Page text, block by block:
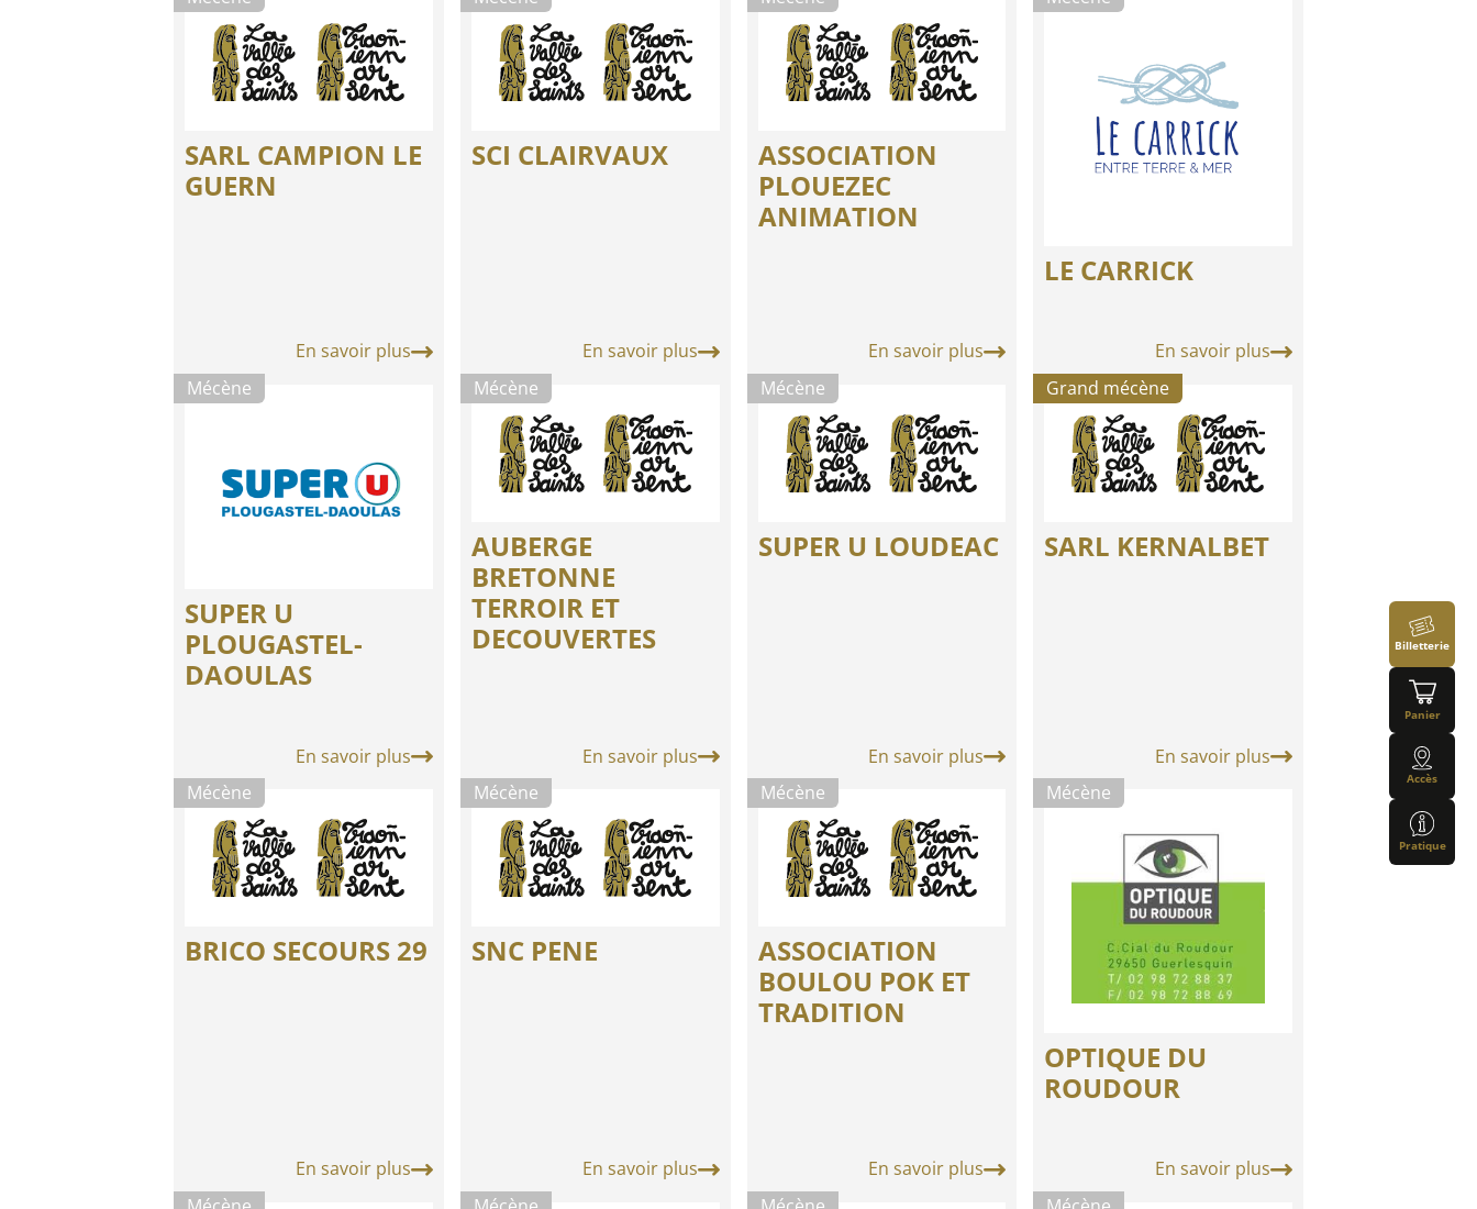
SARL CAMPION LE
GUERN
En savoir plus
SCI CLAIRVAUX
En savoir plus
ASSOCIATION
PLOUEZEC
ANIMATION
En savoir plus
LE CARRICK
En savoir plus
Mécène
SUPER U
PLOUGASTEL-
DAOULAS
En savoir plus
Mécène
AUBERGE
BRETONNE
TERROIR ET
DECOUVERTES
En savoir plus
Mécène
SUPER U LOUDEAC
En savoir plus
Grand mécène
SARL KERNALBET
En savoir plus
Mécène
BRICO SECOURS 29
En savoir plus
Mécène
SNC PENE
En savoir plus
Mécène
ASSOCIATION
BOULOU POK ET
TRADITION
En savoir plus
Mécène
OPTIQUE DU
ROUDOUR
En savoir plus
Billetterie
Panier
Accès
Pratique